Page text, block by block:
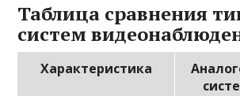
Таблица сравнения
систем
Характеристика